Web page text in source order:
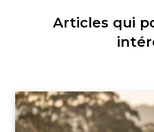
Articles qui